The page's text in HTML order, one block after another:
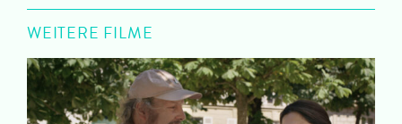
WEITERE FILME